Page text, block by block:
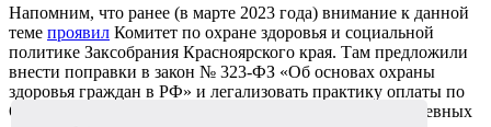
Напомним, что ранее (в марте 2023 года) внимание к данной
теме проявил Комитет по охране здоровья и социальной
политике Заксобрания Красноярского края. Там предложили
внести поправки в закон № 323-ФЗ «Об основах охраны
здоровья граждан в РФ» и легализовать практику оплаты по
ОМС таблетированного лечения онкозаболеваний в дневных